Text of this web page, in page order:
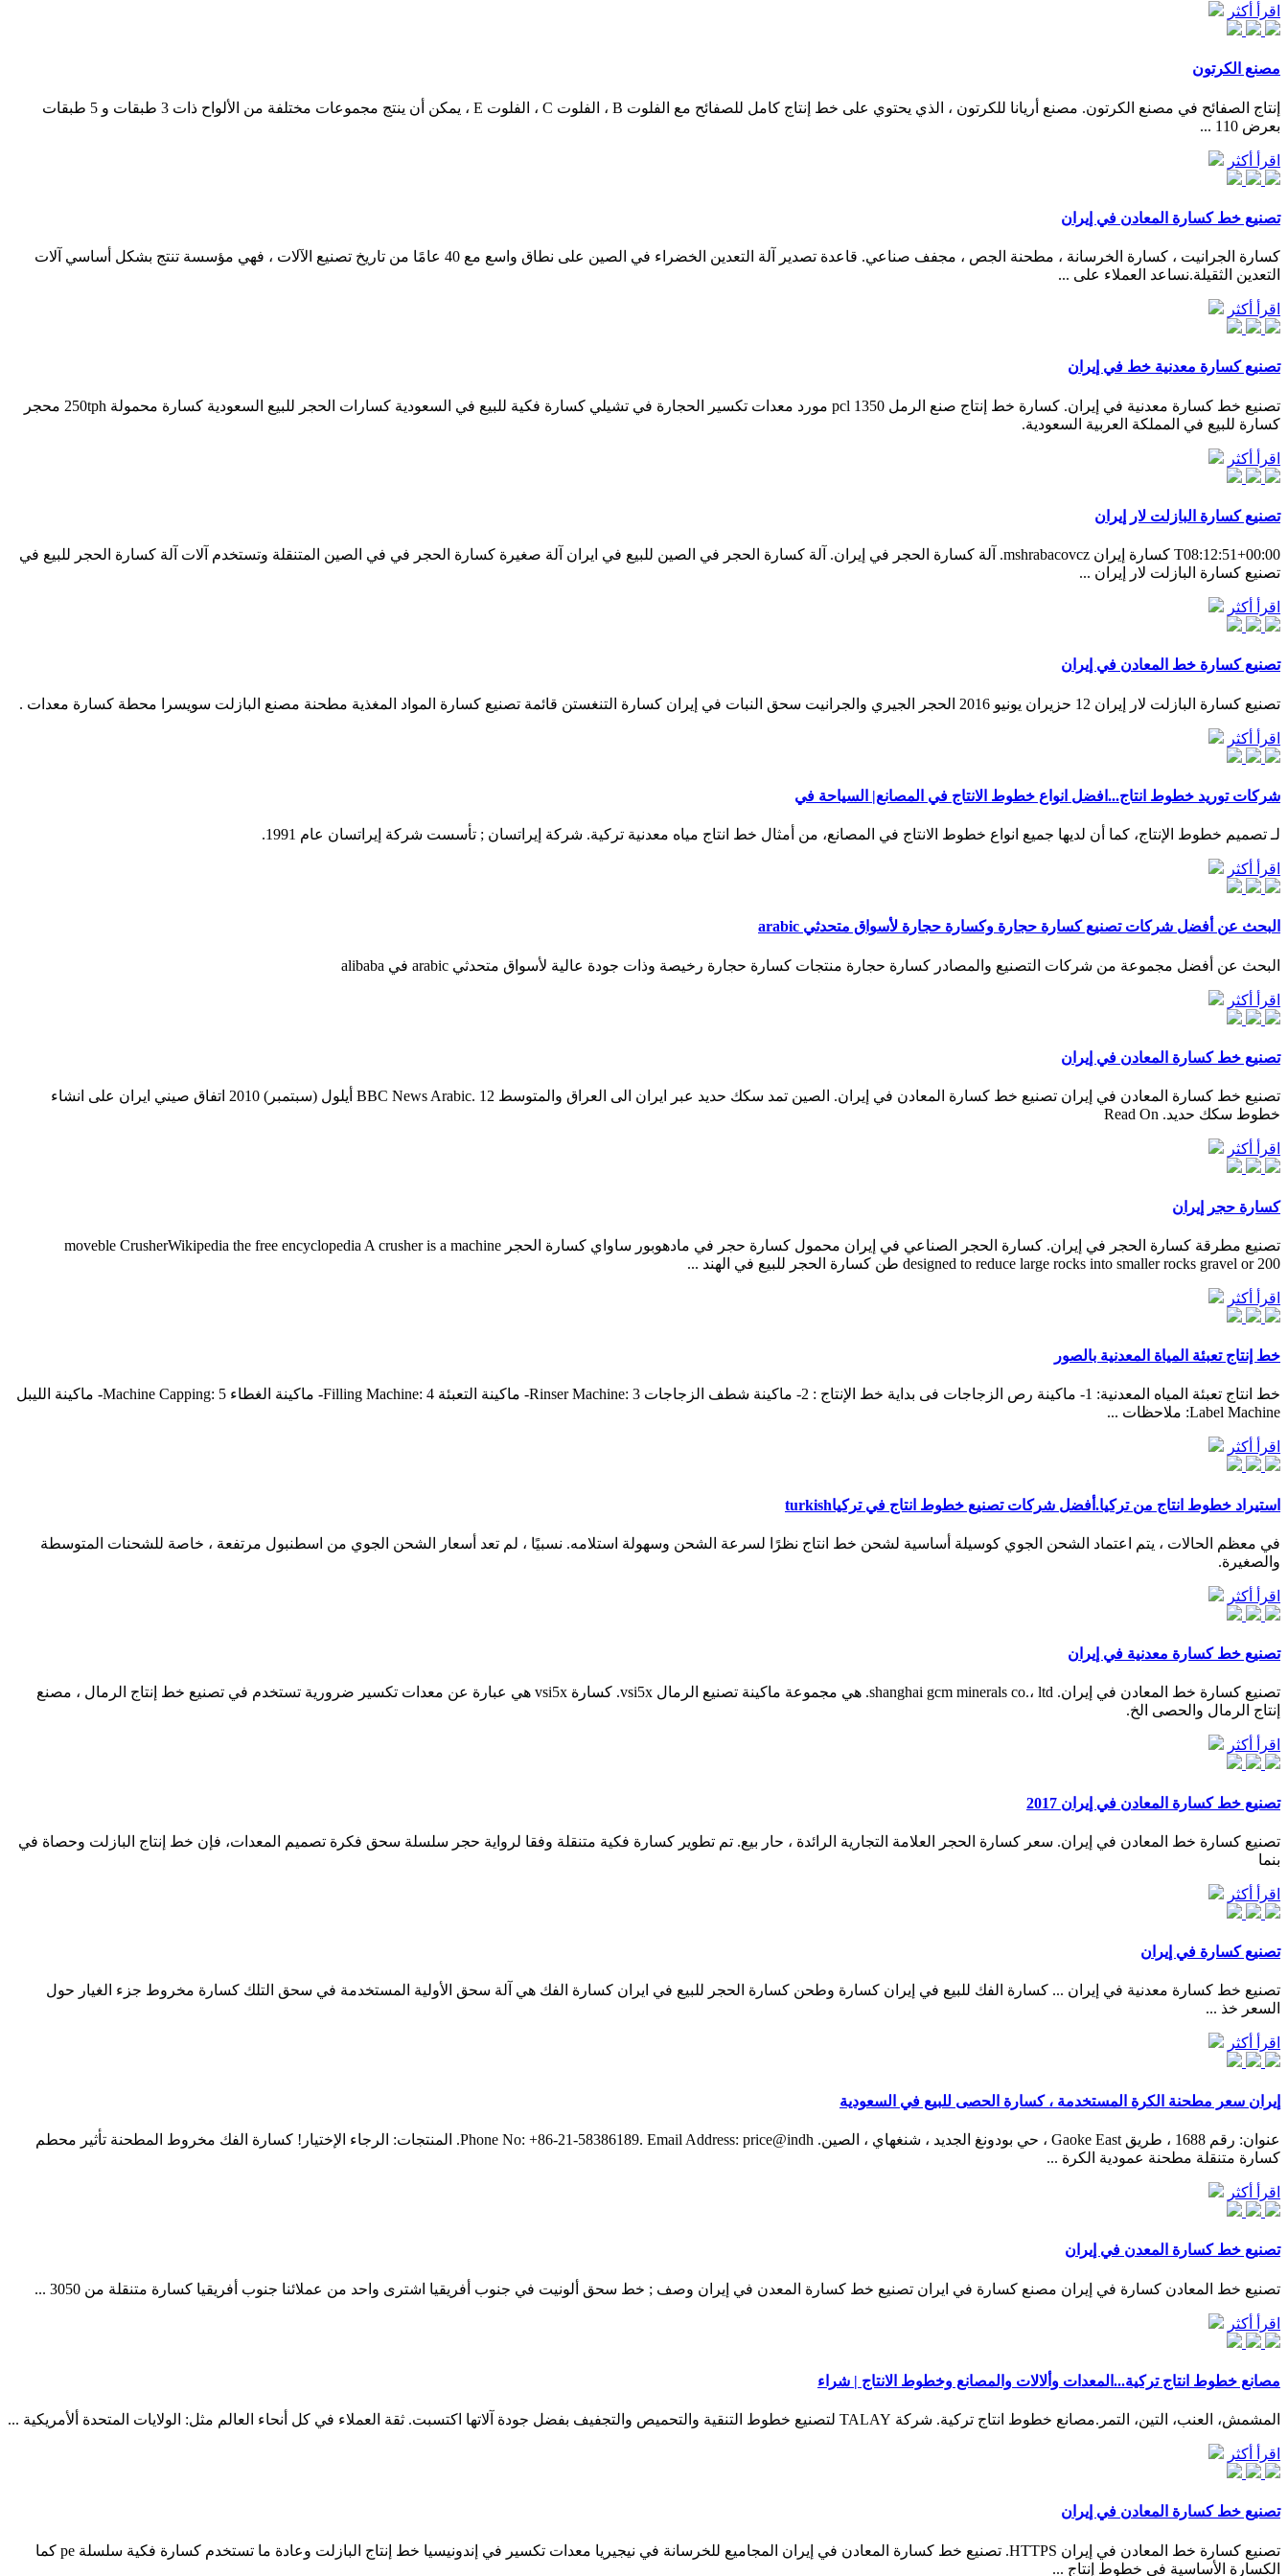
اقرأ أكثر
مصنع الكرتون
إنتاج الصفائح في مصنع الكرتون. مصنع أريانا للكرتون ، الذي يحتوي على خط إنتاج كامل للصفائح مع الفلوت B ، الفلوت C ، الفلوت E ، يمكن أن ينتج مجموعات مختلفة من الألواح ذات 3 طبقات و 5 طبقات
بعرض 110 ...
اقرأ أكثر
تصنيع خط كسارة المعادن في إيران
كسارة الجرانيت ، كسارة الخرسانة ، مطحنة الجص ، مجفف صناعي. قاعدة تصدير آلة التعدين الخضراء في الصين على نطاق واسع مع 40 عامًا من تاريخ تصنيع الآلات ، فهي مؤسسة تنتج بشكل أساسي آلات
التعدين الثقيلة.نساعد العملاء على ...
اقرأ أكثر
تصنيع كسارة معدنية خط في إيران
تصنيع خط كسارة معدنية في إيران. كسارة خط إنتاج صنع الرمل pcl 1350 مورد معدات تكسير الحجارة في تشيلي كسارة فكية للبيع في السعودية كسارات الحجر للبيع السعودية كسارة محمولة 250tph محجر
كسارة للبيع في المملكة العربية السعودية.
اقرأ أكثر
تصنيع كسارة البازلت لار إيران
T08:12:51+00:00 كسارة إيران mshrabacovcz. آلة كسارة الحجر في إيران. آلة كسارة الحجر في الصين للبيع في ايران آلة صغيرة كسارة الحجر في في الصين المتنقلة وتستخدم آلات آلة كسارة الحجر للبيع في
‫تصنيع كسارة البازلت لار إيران ...
اقرأ أكثر
تصنيع كسارة خط المعادن في إيران
تصنيع كسارة البازلت لار إيران 12 حزيران يونيو 2016 الحجر الجيري والجرانيت سحق النبات في إيران كسارة التنغستن قائمة تصنيع كسارة المواد المغذية مطحنة مصنع البازلت سويسرا محطة كسارة معدات .
اقرأ أكثر
شركات توريد خطوط انتاج...افضل انواع خطوط الانتاج في المصانع| السياحة في
لـ تصميم خطوط الإنتاج، كما أن لديها جميع انواع خطوط الانتاج في المصانع، من أمثال خط انتاج مياه معدنية تركية. شركة إيراتسان ; تأسست شركة إيراتسان عام 1991.
اقرأ أكثر
البحث عن أفضل شركات تصنيع كسارة حجارة وكسارة حجارة لأسواق متحدثي arabic
البحث عن أفضل مجموعة من شركات التصنيع والمصادر كسارة حجارة منتجات كسارة حجارة رخيصة وذات جودة عالية لأسواق متحدثي arabic في alibaba
اقرأ أكثر
تصنيع خط كسارة المعادن في إيران
تصنيع خط كسارة المعادن في إيران تصنيع خط كسارة المعادن في إيران. الصين تمد سكك حديد عبر ايران الى العراق والمتوسط BBC News Arabic. 12 أيلول (سبتمبر) 2010 اتفاق صيني ايران على انشاء
خطوط سكك حديد. Read On
اقرأ أكثر
كسارة حجر إيران
تصنيع مطرقة كسارة الحجر في إيران. كسارة الحجر الصناعي في إيران محمول كسارة حجر في مادهوبور ساواي كسارة الحجر moveble CrusherWikipedia the free encyclopedia A crusher is a machine
designed to reduce large rocks into smaller rocks gravel or 200 طن كسارة الحجر للبيع في الهند ...
اقرأ أكثر
خط إنتاج تعبئة المياة المعدنية بالصور
خط انتاج تعبئة المياه المعدنية: 1- ماكينة رص الزجاجات فى بداية خط الإنتاج : 2- ماكينة شطف الزجاجات Rinser Machine: 3- ماكينة التعبئة Filling Machine: 4- ماكينة الغطاء Machine Capping: 5- ماكينة الليبل
Label Machine: ملاحظات ...
اقرأ أكثر
استيراد خطوط انتاج من تركيا.أفضل شركات تصنيع خطوط انتاج في تركياturkish
في معظم الحالات ، يتم اعتماد الشحن الجوي كوسيلة أساسية لشحن خط انتاج نظرًا لسرعة الشحن وسهولة استلامه. نسبيًا ، لم تعد أسعار الشحن الجوي من اسطنبول مرتفعة ، خاصة للشحنات المتوسطة
والصغيرة.
اقرأ أكثر
تصنيع خط كسارة معدنية في إيران
تصنيع كسارة خط المعادن في إيران. shanghai gcm minerals co.، ltd. هي مجموعة ماكينة تصنيع الرمال vsi5x. كسارة vsi5x هي عبارة عن معدات تكسير ضرورية تستخدم في تصنيع خط إنتاج الرمال ، مصنع
إنتاج الرمال والحصى الخ.
اقرأ أكثر
تصنيع خط كسارة المعادن في إيران 2017
تصنيع كسارة خط المعادن في إيران. سعر كسارة الحجر العلامة التجارية الرائدة ، حار بيع. تم تطوير كسارة فكية متنقلة وفقا لرواية حجر سلسلة سحق فكرة تصميم المعدات، فإن خط إنتاج البازلت وحصاة في
بنما
اقرأ أكثر
تصنيع كسارة في إيران
تصنيع خط كسارة معدنية في إيران ... كسارة الفك للبيع في إيران كسارة وطحن كسارة الحجر للبيع في ايران كسارة الفك هي آلة سحق الأولية المستخدمة في سحق التلك كسارة مخروط جزء الغيار حول
السعر خذ ...
اقرأ أكثر
إيران سعر مطحنة الكرة المستخدمة ، كسارة الحصى للبيع في السعودية
عنوان: رقم 1688 ، طريق Gaoke East ، حي بودونغ الجديد ، شنغهاي ، الصين. Phone No: +86-21-58386189. Email Address: price@indh. المنتجات: الرجاء الإختيار! كسارة الفك مخروط المطحنة تأثير محطم
كسارة متنقلة مطحنة عمودية الكرة ...
اقرأ أكثر
تصنيع خط كسارة المعدن في إيران
تصنيع خط المعادن كسارة في إيران مصنع كسارة في ايران تصنيع خط كسارة المعدن في إيران وصف ; خط سحق ألونيت في جنوب أفريقيا اشترى واحد من عملائنا جنوب أفريقيا كسارة متنقلة من 3050 ...
اقرأ أكثر
مصانع خطوط انتاج تركية...المعدات وألالات والمصانع وخطوط الانتاج | شراء
المشمش، العنب، التين، التمر.مصانع خطوط انتاج تركية. شركة TALAY لتصنيع خطوط التنقية والتحميص والتجفيف بفضل جودة آلاتها اكتسبت. ثقة العملاء في كل أنحاء العالم مثل: الولايات المتحدة ألأمريكية ...
اقرأ أكثر
تصنيع خط كسارة المعادن في إيران
تصنيع كسارة خط المعادن في إيران HTTPS. تصنيع خط كسارة المعادن في إيران المجاميع للخرسانة في نيجيريا معدات تكسير في إندونيسيا خط إنتاج البازلت وعادة ما تستخدم كسارة فكية سلسلة pe كما
الكسارة الأساسية في خطوط إنتاج ...